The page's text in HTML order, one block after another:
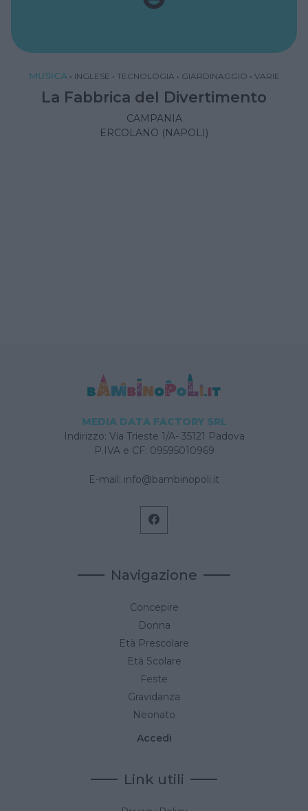
MUSICA • INGLESE • TECNOLOGIA • GIARDINAGGIO • VARIE
La Fabbrica del Divertimento
CAMPANIA
ERCOLANO (NAPOLI)
MEDIA DATA FACTORY SRL
Indirizzo: Via Trieste 1/A- 35121 Padova
P.IVA e CF: 09595010969
E-mail: info@bambinopoli.it
Navigazione
Concepire
Donna
Età Prescolare
Età Scolare
Feste
Gravidanza
Neonato
Accedi
Link utili